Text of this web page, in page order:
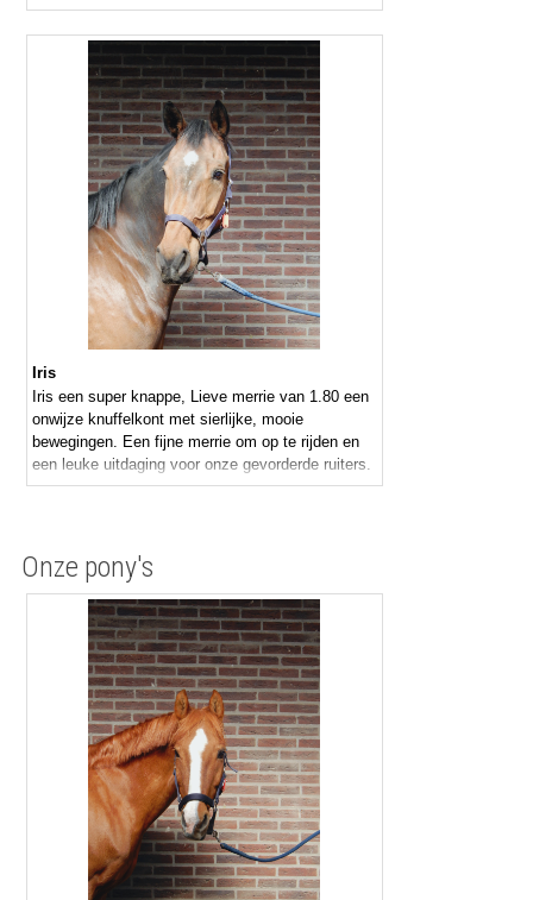
Iris
Iris een super knappe, Lieve merrie van 1.80 een
onwijze knuffelkont met sierlijke, mooie
bewegingen. Een fijne merrie om op te rijden en
een leuke uitdaging voor onze gevorderde ruiters.
Onze pony's